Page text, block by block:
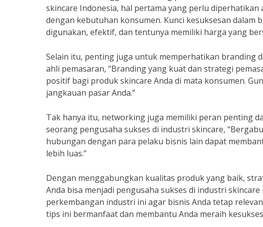
skincare Indonesia, hal pertama yang perlu
dengan kebutuhan konsumen. Kunci kesuksesan dalam
digunakan, efektif, dan tentunya memiliki harga yang
Selain itu, penting juga untuk memperhatikan branding
ahli pemasaran, “Branding yang kuat dan strategi
positif bagi produk skincare Anda di mata konsumen.
jangkauan pasar Anda.”
Tak hanya itu, networking juga memiliki peran penting
seorang pengusaha sukses di industri skincare,
hubungan dengan para pelaku bisnis lain dapat
lebih luas.”
Dengan menggabungkan kualitas produk yang baik,
Anda bisa menjadi pengusaha sukses di industri
perkembangan industri ini agar bisnis Anda tetap
tips ini bermanfaat dan membantu Anda meraih